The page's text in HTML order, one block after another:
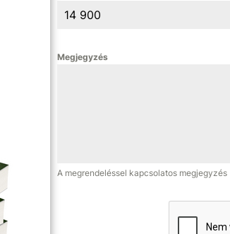
Megjegyzés
A megrendeléssel kapcsolatos megjegyzés